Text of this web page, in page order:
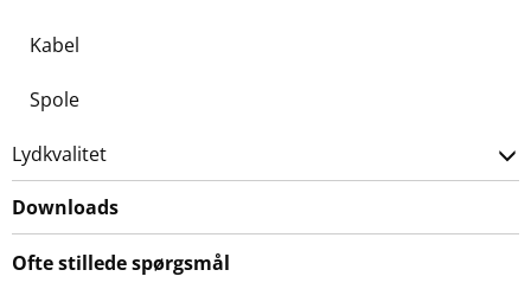
Kabel
Spole
Lydkvalitet
Downloads
Ofte stillede spørgsmål